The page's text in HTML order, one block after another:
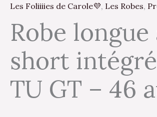
Les Foliiiies de Carole💜, Les Robes,
Robe longue
short
TU GT – 46